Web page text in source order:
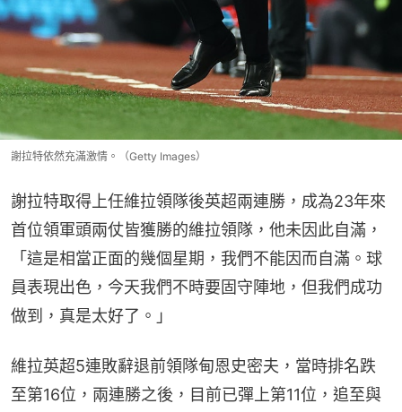
謝拉特依然充滿激情。（Getty Images）
謝拉特取得上任維拉領隊後英超兩連勝，成為23年來
首位領軍頭兩仗皆獲勝的維拉領隊，他未因此自滿，
「這是相當正面的幾個星期，我們不能因而自滿。球
員表現出色，今天我們不時要固守陣地，但我們成功
做到，真是太好了。」
維拉英超5連敗辭退前領隊甸恩史密夫，當時排名跌
至第16位，兩連勝之後，目前已彈上第11位，追至與